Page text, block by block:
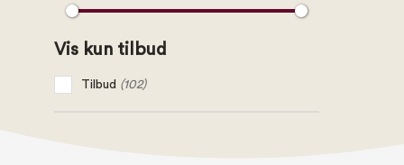
Vis kun tilbud
Tilbud (102)